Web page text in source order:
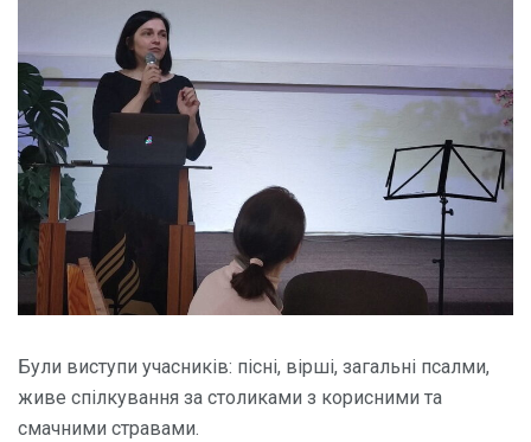
Були виступи учасників: пісні, вірші, загальні псалми,
живе спілкування за столиками з корисними та
смачними стравами.